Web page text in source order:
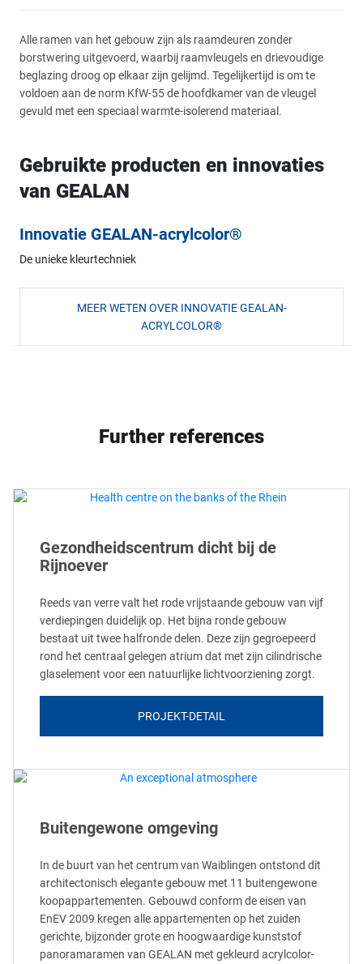
Alle ramen van het gebouw zijn als raamdeuren zonder
borstwering uitgevoerd, waarbij raamvleugels en drievoudige
beglazing droog op elkaar zijn gelijmd. Tegelijkertijd is om te
voldoen aan de norm KfW-55 de hoofdkamer van de vleugel
gevuld met een speciaal warmte-isolerend materiaal.
Gebruikte producten en innovaties
van GEALAN
Innovatie GEALAN-acrylcolor®
De unieke kleurtechniek
MEER WETEN OVER INNOVATIE GEALAN-
ACRYLCOLOR®
Further references
Gezondheidscentrum dicht bij de
Rijnoever
Reeds van verre valt het rode vrijstaande gebouw van vijf
verdiepingen duidelijk op. Het bijna ronde gebouw
bestaat uit twee halfronde delen. Deze zijn gegroepeerd
rond het centraal gelegen atrium dat met zijn cilindrische
glaselement voor een natuurlijke lichtvoorziening zorgt.
PROJEKT-DETAIL
Buitengewone omgeving
In de buurt van het centrum van Waiblingen ontstond dit
architectonisch elegante gebouw met 11 buitengewone
koopappartementen. Gebouwd conform de eisen van
EnEV 2009 kregen alle appartementen op het zuiden
gerichte, bijzonder grote en hoogwaardige kunststof
panoramaramen van GEALAN met gekleurd acrylcolor-